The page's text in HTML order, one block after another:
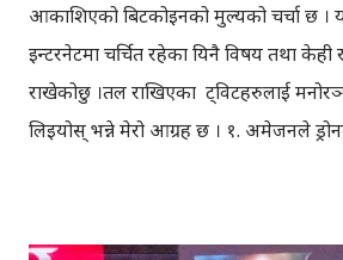
आकाशिएको बिटकोइनको मुल्यको चर्चा छ ।
इन्टरनेटमा चर्चित रहेका यिनै विषय तथा केही
राखेकोछु ।तल राखिएका ट्विटहरुलाई
लिइयोस् भन्ने मेरो आग्रह छ । १. अमेजनले
कार्यक्रम मार्फत 'अमेजन प्राइम एयर'को